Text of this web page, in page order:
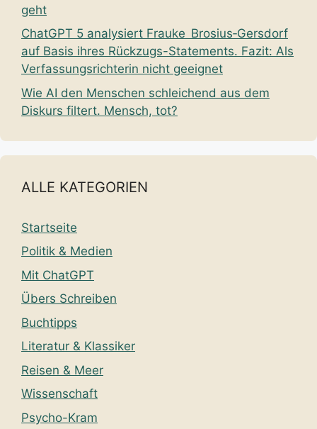
geht
ChatGPT 5 analysiert Frauke Brosius‑Gersdorf
auf Basis ihres Rückzugs-Statements. Fazit: Als
Verfassungsrichterin nicht geeignet
Wie AI den Menschen schleichend aus dem
Diskurs filtert. Mensch, tot?
ALLE KATEGORIEN
Startseite
Politik & Medien
Mit ChatGPT
Übers Schreiben
Buchtipps
Literatur & Klassiker
Reisen & Meer
Wissenschaft
Psycho-Kram